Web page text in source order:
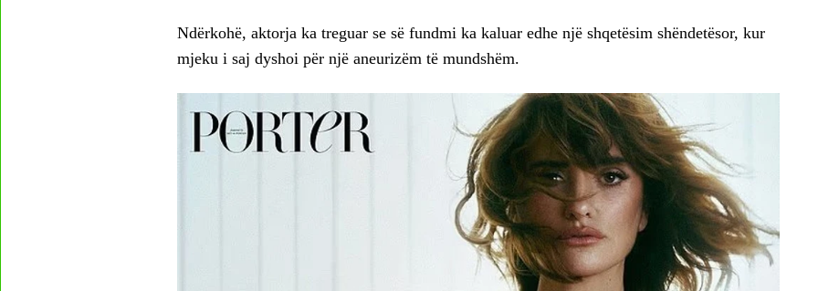
Ndërkohë, aktorja ka treguar se së fundmi ka kaluar edhe një shqetësim shëndetësor, kur
mjeku i saj dyshoi për një aneurizëm të mundshëm.